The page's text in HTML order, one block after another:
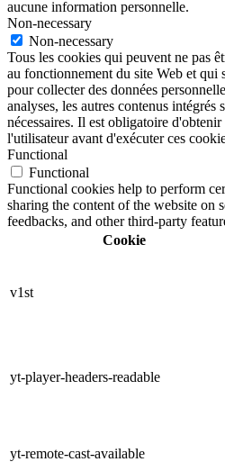
aucune information personnelle.
Non-necessary
Non-necessary
Tous les cookies qui peuvent ne pas
au fonctionnement du site Web et qui
pour collecter des données
analyses, les autres contenus
nécessaires. Il est obligatoire
l'utilisateur avant d'exécuter ces
Functional
Functional
Functional cookies help to perform
sharing the content of the website on
feedbacks, and other third-party
Cookie
v1st
yt-player-headers-readable
yt-remote-cast-available